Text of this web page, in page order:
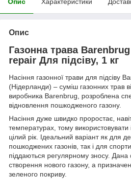
Опис
Газонна трава
repair Для підсіву, 1 кг
Насіння газонної трави для підсіву
(Нідерланди) – суміш газонних трав
виробника Barenbrug, розроблена
відновлення пошкодженого газону.
Насіння дуже швидко проростає,
температурах, тому
цілий рік. Ідеальний варіант як для
пошкоджених газонів, так і для
піддаються регулярному зносу. Дана
створення нового газону, а
зеленого покриву.